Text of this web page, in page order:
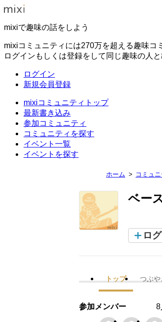
mixiで趣味の話をしよう
mixiコミュニティには270万を超える趣味コ
ログインもしくは登録をして同じ趣味の人
ログイン
新規会員登録
mixiコミュニティトップ
最新書き込み
参加コミュニティ
コミュニティを探す
イベント一覧
イベントを探す
ホーム コミュニ
ベー
ロ
トップ つぶや
参加メンバー 8